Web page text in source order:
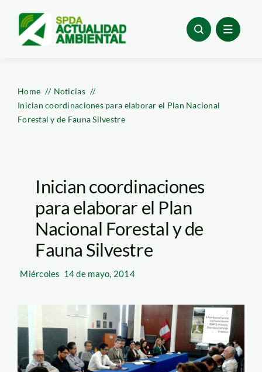
content
Home
Noticias
Inician coordinaciones para elaborar el Plan Nacional
Forestal y de Fauna Silvestre
Inician coordinaciones
para elaborar el Plan
Nacional Forestal y de
Fauna Silvestre
Miércoles 14 de mayo, 2014